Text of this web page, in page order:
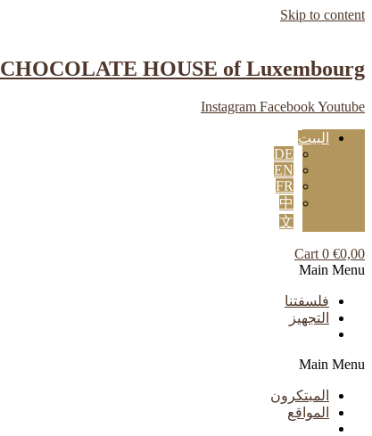
Skip to content
CHOCOLATE HOUSE of Luxembourg
Instagram FacebookYoutube
البيت
DE
EN
FR
中
文
€0,00
0
Cart
Main Menu
فلسفتنا
التجهيز
Main Menu
المبتكرون
المواقع